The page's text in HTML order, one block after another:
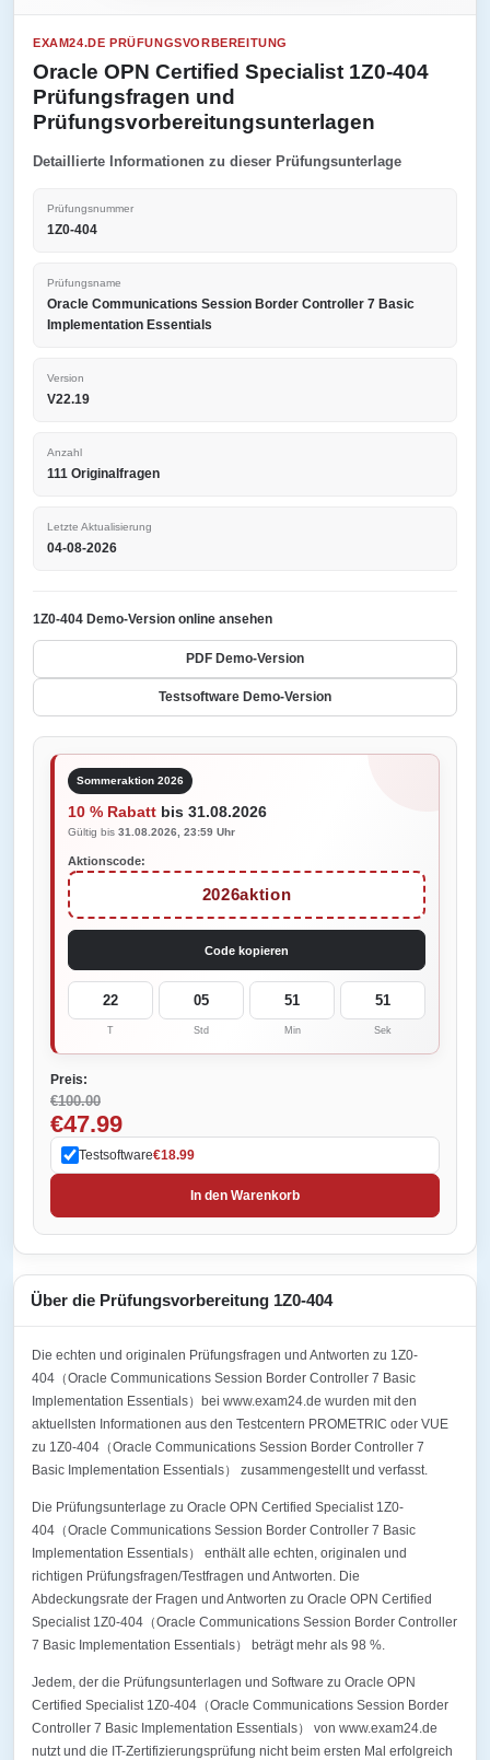
EXAM24.DE PRÜFUNGSVORBEREITUNG
Oracle OPN Certified Specialist 1Z0-404
Prüfungsfragen und
Prüfungsvorbereitungsunterlagen
Detaillierte Informationen zu dieser Prüfungsunterlage
Prüfungsnummer
1Z0-404
Prüfungsname
Oracle Communications Session Border Controller 7 Basic
Implementation Essentials
Version
V22.19
Anzahl
111 Originalfragen
Letzte Aktualisierung
04-08-2026
1Z0-404 Demo-Version online ansehen
PDF Demo-Version
Testsoftware Demo-Version
Sommeraktion 2026
10 % Rabatt bis 31.08.2026
Gültig bis 31.08.2026, 23:59 Uhr
Aktionscode:
2026aktion
Code kopieren
22
T
05
Std
51
Min
51
Sek
Preis:
€100.00
€47.99
Testsoftware€18.99
In den Warenkorb
Über die Prüfungsvorbereitung 1Z0-404
Die echten und originalen Prüfungsfragen und Antworten zu 1Z0-
404（Oracle Communications Session Border Controller 7 Basic
Implementation Essentials）bei www.exam24.de wurden mit den
aktuellsten Informationen aus den Testcentern PROMETRIC oder VUE
zu 1Z0-404（Oracle Communications Session Border Controller 7
Basic Implementation Essentials） zusammengestellt und verfasst.
Die Prüfungsunterlage zu Oracle OPN Certified Specialist 1Z0-
404（Oracle Communications Session Border Controller 7 Basic
Implementation Essentials） enthält alle echten, originalen und
richtigen Prüfungsfragen/Testfragen und Antworten. Die
Abdeckungsrate der Fragen und Antworten zu Oracle OPN Certified
Specialist 1Z0-404（Oracle Communications Session Border Controller
7 Basic Implementation Essentials） beträgt mehr als 98 %.
Jedem, der die Prüfungsunterlagen und Software zu Oracle OPN
Certified Specialist 1Z0-404（Oracle Communications Session Border
Controller 7 Basic Implementation Essentials） von www.exam24.de
nutzt und die IT-Zertifizierungsprüfung nicht beim ersten Mal erfolgreich